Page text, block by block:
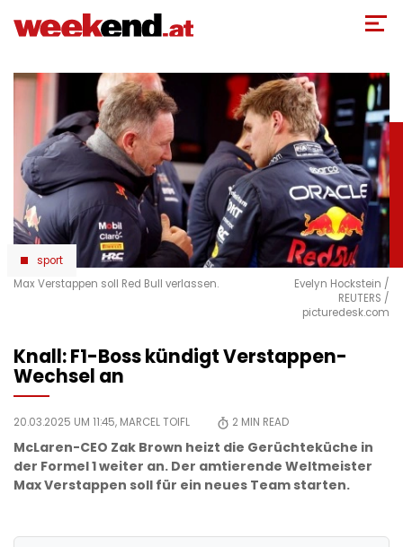
zum
sport
Max Verstappen soll Red Bull verlassen.
Evelyn Hockstein /
REUTERS /
picturedesk.com
Knall: F1-Boss kündigt Verstappen-
Wechsel an
20.03.2025 UM 11:45, MARCEL TOIFL 2 MIN READ
McLaren-CEO Zak Brown heizt die Gerüchteküche in
der Formel 1 weiter an. Der amtierende Weltmeister
Max Verstappen soll für ein neues Team starten.